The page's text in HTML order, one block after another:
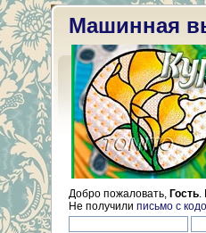
Машинная
Добро пожаловать, Гость
Не получили письмо с